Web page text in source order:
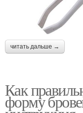
читать дальше →
Как
форму